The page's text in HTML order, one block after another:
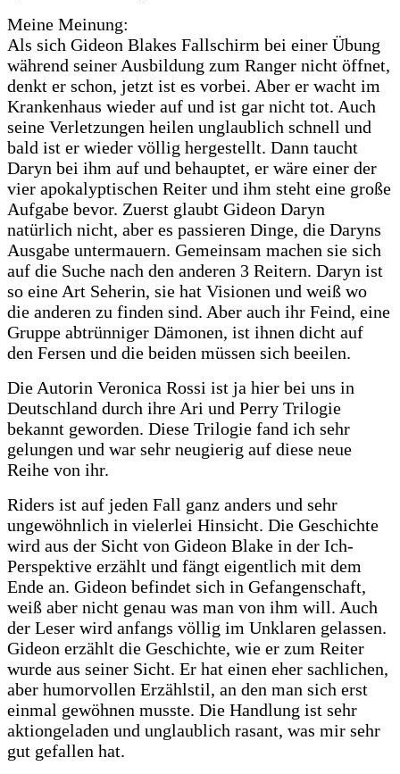
Meine Meinung:
Als sich Gideon Blakes Fallschirm bei einer Übung
während seiner Ausbildung zum Ranger nicht öffnet,
denkt er schon, jetzt ist es vorbei. Aber er wacht im
Krankenhaus wieder auf und ist gar nicht tot. Auch
seine Verletzungen heilen unglaublich schnell und
bald ist er wieder völlig hergestellt. Dann taucht
Daryn bei ihm auf und behauptet, er wäre einer der
vier apokalyptischen Reiter und ihm steht eine große
Aufgabe bevor. Zuerst glaubt Gideon Daryn
natürlich nicht, aber es passieren Dinge, die Daryns
Ausgabe untermauern. Gemeinsam machen sie sich
auf die Suche nach den anderen 3 Reitern. Daryn ist
so eine Art Seherin, sie hat Visionen und weiß wo
die anderen zu finden sind. Aber auch ihr Feind, eine
Gruppe abtrünniger Dämonen, ist ihnen dicht auf
den Fersen und die beiden müssen sich beeilen.
Die Autorin Veronica Rossi ist ja hier bei uns in
Deutschland durch ihre Ari und Perry Trilogie
bekannt geworden. Diese Trilogie fand ich sehr
gelungen und war sehr neugierig auf diese neue
Reihe von ihr.
Riders ist auf jeden Fall ganz anders und sehr
ungewöhnlich in vielerlei Hinsicht. Die Geschichte
wird aus der Sicht von Gideon Blake in der Ich-
Perspektive erzählt und fängt eigentlich mit dem
Ende an. Gideon befindet sich in Gefangenschaft,
weiß aber nicht genau was man von ihm will. Auch
der Leser wird anfangs völlig im Unklaren gelassen.
Gideon erzählt die Geschichte, wie er zum Reiter
wurde aus seiner Sicht. Er hat einen eher sachlichen,
aber humorvollen Erzählstil, an den man sich erst
einmal gewöhnen musste. Die Handlung ist sehr
aktiongeladen und unglaublich rasant, was mir sehr
gut gefallen hat.